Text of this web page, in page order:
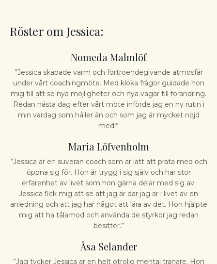
Röster om Jessica:
Nomeda Malmlöf
”Jessica skapade varm och förtroendegivande atmosfär
under vårt coachingmöte. Med kloka frågor guidade hon
mig till att se nya möjligheter och nya vägar till förändring.
Redan nästa dag efter vårt möte införde jag en ny rutin i
min vardag som håller än och som jag är mycket nöjd
med!”
Maria Löfvenholm
”Jessica är en suverän coach som är lätt att prata med och
öppna sig för. Hon är trygg i sig själv och har stor
erfarenhet av livet som hon gärna delar med sig av.
Jessica fick mig att se att jag är där jag är i livet av en
anledning och att jag har något att lära av det. Hon hjälpte
mig att ha tålamod och använda de styrkor jag redan
besitter.”
Åsa Selander
”Jag tycker Jessica är en helt otrolig mental tränare. Hon